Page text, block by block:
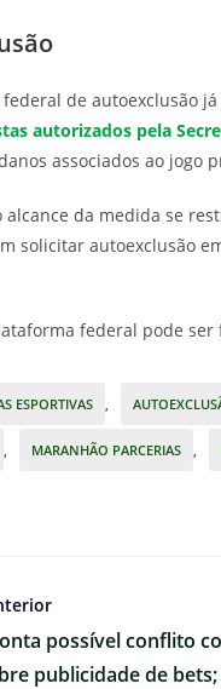
de autoexclusão
autorizados pela
associados ao jogo
alcance da medida se
solicitar autoexclusão
federal pode
ESPORTIVAS ,
, MARANHÃO PARCERIAS ,
possível conflito
publicidade de